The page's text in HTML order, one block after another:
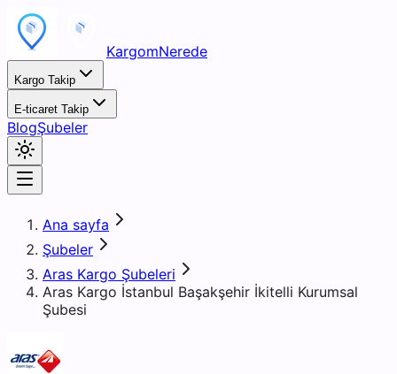
KargomNerede
Kargo Takip
E-ticaret Takip
BlogŞubeler
Ana sayfa
Şubeler
Aras Kargo Şubeleri
Aras Kargo İstanbul Başakşehir İkitelli Kurumsal
Şubesi